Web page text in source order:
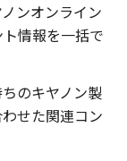
ンオンライン
情報を一括で
のキヤノン製
せた関連コン